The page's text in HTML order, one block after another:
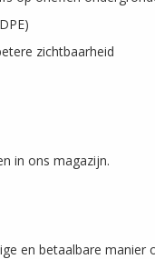
zichtbaarheid
in ons magazijn.
en betaalbare